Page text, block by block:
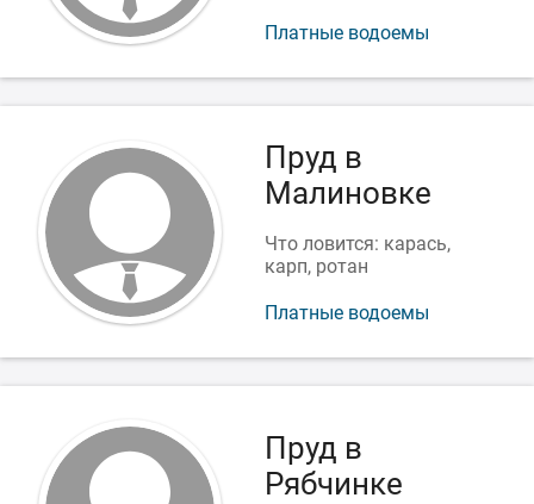
Платные водоемы
Пруд в
Малиновке
Что ловится: карась,
карп, ротан
Платные водоемы
Пруд в
Рябчинке